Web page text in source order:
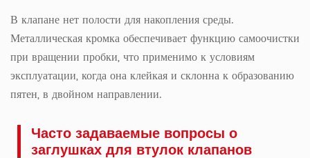
В клапане нет полости для накопления среды.
Металлическая кромка обеспечивает функцию самоочистки
при вращении пробки, что применимо к условиям
эксплуатации, когда она клейкая и склонна к образованию
пятен, в двойном направлении.
Часто задаваемые вопросы о
заглушках для втулок клапанов